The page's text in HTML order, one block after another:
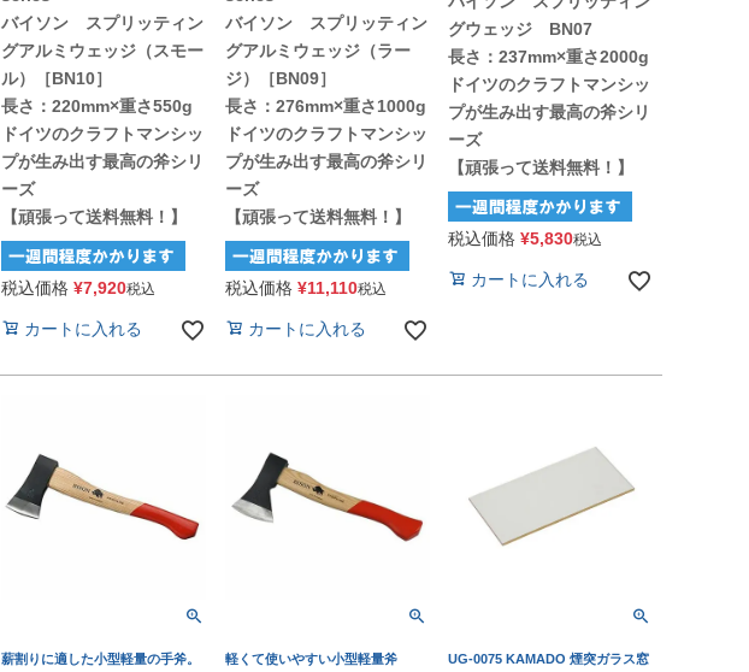
バイソン スプリッティン
グアルミウェッジ（スモー
ル）［BN10］
長さ：220mm×重さ550g
ドイツのクラフトマンシッ
プが生み出す最高の斧シリ
ーズ
【頑張って送料無料！】
税込価格 ¥7,920税込
カートに入れる
バイソン スプリッティン
グアルミウェッジ（ラー
ジ）［BN09］
長さ：276mm×重さ1000g
ドイツのクラフトマンシッ
プが生み出す最高の斧シリ
ーズ
【頑張って送料無料！】
税込価格 ¥11,110税込
カートに入れる
グウェッジ BN07
長さ：237mm×重さ2000g
ドイツのクラフトマンシッ
プが生み出す最高の斧シリ
ーズ
【頑張って送料無料！】
税込価格 ¥5,830税込
カートに入れる
薪割りに適した小型軽量の手斧。
軽くて使いやすい小型軽量斧
UG-0075 KAMADO 煙突ガラス窓